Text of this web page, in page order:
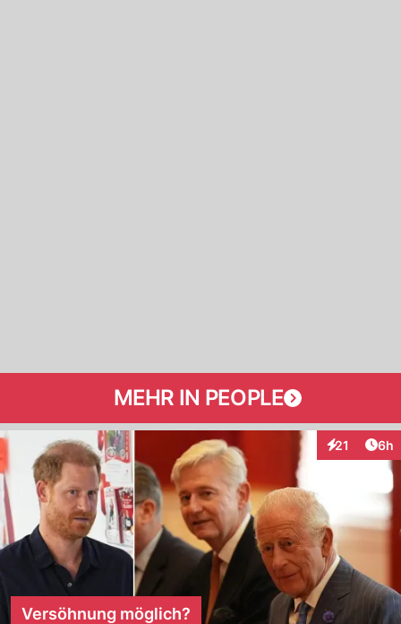
MEHR IN PEOPLE
21
Interaktionen
6h
Versöhnung möglich?